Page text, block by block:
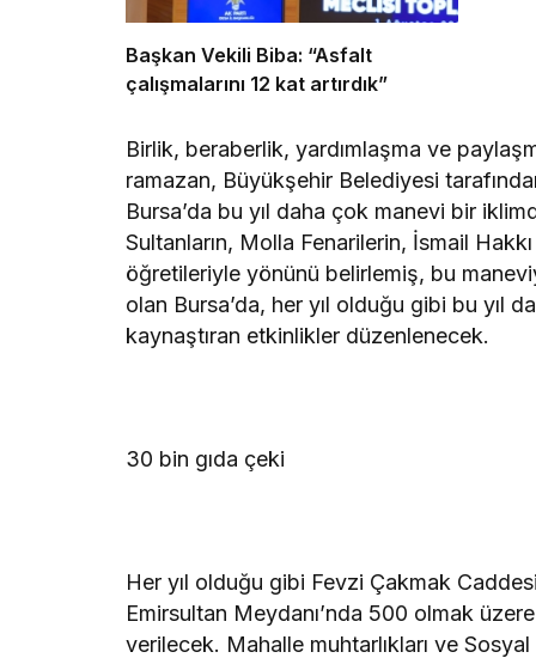
Başkan Vekili Biba: “Asfalt
çalışmalarını 12 kat artırdık”
Birlik, beraberlik, yardımlaşma ve
ramazan, Büyükşehir Belediyesi
Bursa’da bu yıl daha çok manevi bir
Sultanların, Molla Fenarilerin, İsmail
öğretileriyle yönünü belirlemiş, bu
olan Bursa’da, her yıl olduğu gibi bu yıl
kaynaştıran etkinlikler düzenlenecek.
30 bin gıda çeki
Her yıl olduğu gibi Fevzi Çakmak
Emirsultan Meydanı’nda 500 olmak
verilecek. Mahalle muhtarlıkları ve